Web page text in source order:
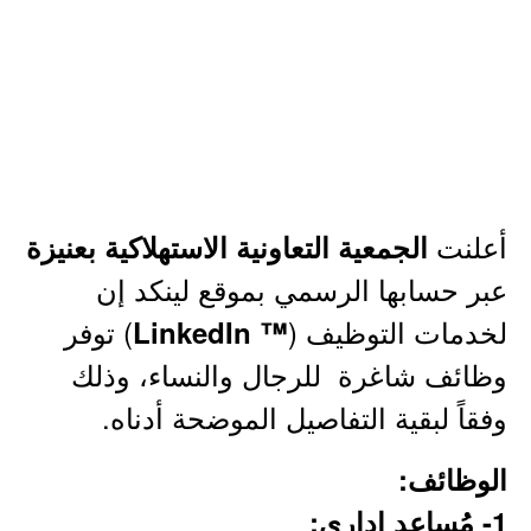
أعلنت الجمعية التعاونية الاستهلاكية بعنيزة
عبر حسابها الرسمي بموقع لينكد إن
لخدمات التوظيف (™ LinkedIn
) توفر
وظائف شاغرة للرجال والنساء، وذلك
وفقاً لبقية التفاصيل الموضحة أدناه.
الوظائف:
1- مُساعد إداري: